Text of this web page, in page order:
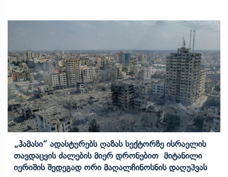
„ჰამასი“ Ადასტურებს Ღაზას Სექტორზე Ისრაელის
Თავდაცვის Ძალების Მიერ Დრონებით Მიტანილი
Იერიშის Შედეგად Ორი Მაღალჩინოსნის Დაღუპვას